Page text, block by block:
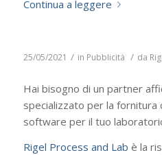
Continua a leggere
25/05/2021 / in Pubblicità / da
Hai bisogno di un partner
specializzato per la
software per il tuo
Rigel Process and Lab è la